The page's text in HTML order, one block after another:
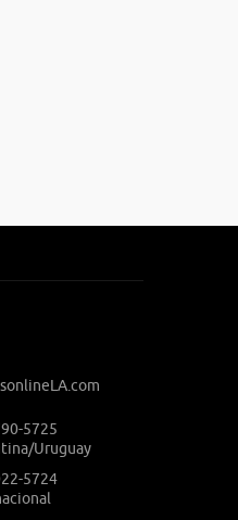
5725
Uruguay
5724